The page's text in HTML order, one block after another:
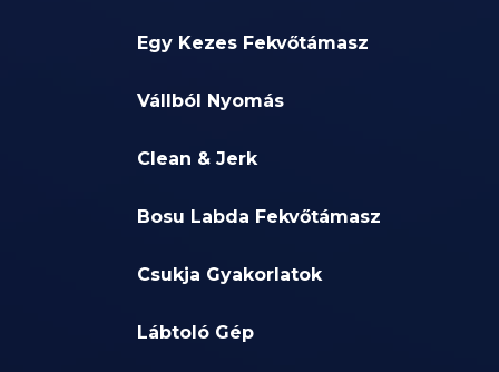
Egy Kezes Fekvőtámasz
Vállból Nyomás
Clean & Jerk
Bosu Labda Fekvőtámasz
Csukja Gyakorlatok
Lábtoló Gép